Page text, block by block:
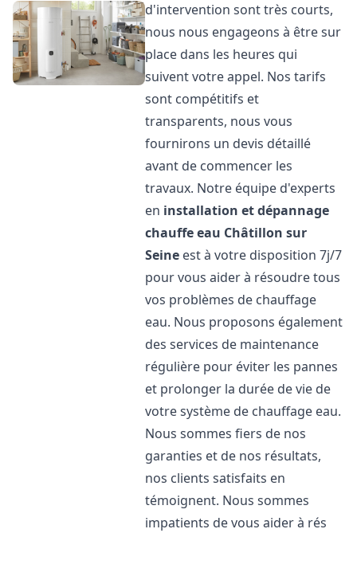
d'intervention sont très courts,
nous nous engageons à être sur
place dans les heures qui
suivent votre appel. Nos tarifs
sont compétitifs et
transparents, nous vous
fournirons un devis détaillé
avant de commencer les
travaux. Notre équipe d'experts
en installation et dépannage
chauffe eau Châtillon sur
Seine est à votre disposition 7j/7
pour vous aider à résoudre tous
vos problèmes de chauffage
eau. Nous proposons également
des services de maintenance
régulière pour éviter les pannes
et prolonger la durée de vie de
votre système de chauffage eau.
Nous sommes fiers de nos
garanties et de nos résultats,
nos clients satisfaits en
témoignent. Nous sommes
impatients de vous aider à rés